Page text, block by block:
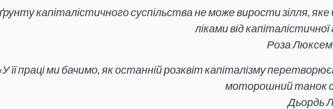
ґрунту капіталістичного суспільства не може вирости зілля,
ліками від капіталістичної
Роза
її праці ми бачимо, як останній розквіт капіталізму
моторошний танок
Дьордь